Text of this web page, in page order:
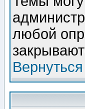
любой